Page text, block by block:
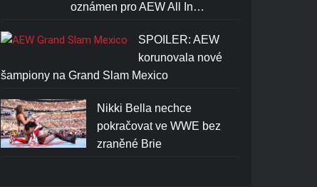
oznámen pro AEW All In…
SPOILER: AEW
korunovala nové
šampiony na Grand Slam Mexico
Nikki Bella nechce
pokračovat ve WWE bez
zraněné Brie